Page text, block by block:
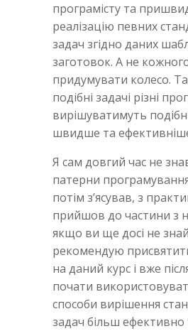
програмісту та
реалізацію певних
задач згідно даних
заготовок. А не
придумувати колесо.
подібні задачі різні
вирішуватимуть
швидше та
Я сам довгий час не
патерни
потім з’ясував, з
прийшов до частини з
якщо ви ще досі не
рекомендую
на даний курс і вже
почати
способи вирішення
задач більш ефективно